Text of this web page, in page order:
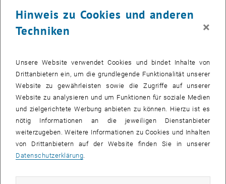
1/2 Bilder
Zwei Researcher vom IBAU-Team durften an dem Symposium "The
Future of Construction" an der @ETH Zürich als Poster-Presenter
teilnehmen. Das Smposium fokussierte sich auf zwei sich
ergänzende Themen: "Computational Design for Sutstainbale
Construction" and "Construction Robotics".
Das Ziel war, Expert*innen aus verschiedenen Bereichen wie
Architektur, Sensorik, Robotik, Ingenieurwesen, Informatik, Circular
Construction, Computer Vision und vielen mehr
zusammenzubringen. Die Inhalte der Vorträge befassten sich mit
Hinweis zu Cookies und anderen
Techniken
×
Unsere Website verwendet Cookies und bindet Inhalte von
Drittanbietern ein, um die grundlegende Funktionalität unserer
Website zu gewährleisten sowie die Zugriffe auf unserer
Website zu analysieren und um Funktionen für soziale Medien
und zielgerichtete Werbung anbieten zu können. Hierzu ist es
nötig Informationen an die jeweiligen Dienstanbieter
weiterzugeben. Weitere Informationen zu Cookies und Inhalten
von Drittanbietern auf der Website finden Sie in unserer
Datenschutzerklärung.